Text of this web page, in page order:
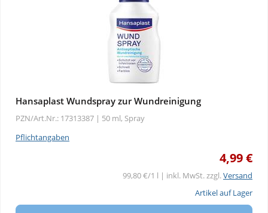
Hansaplast Wundspray zur Wundreinigung
PZN/Art.Nr.: 17313387 | 50 ml, Spray
Pflichtangaben
4,99 €
99,80 €/1 l | inkl. MwSt. zzgl.Versand
Artikel auf Lager